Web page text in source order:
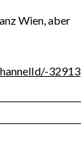
Wien, aber
32913